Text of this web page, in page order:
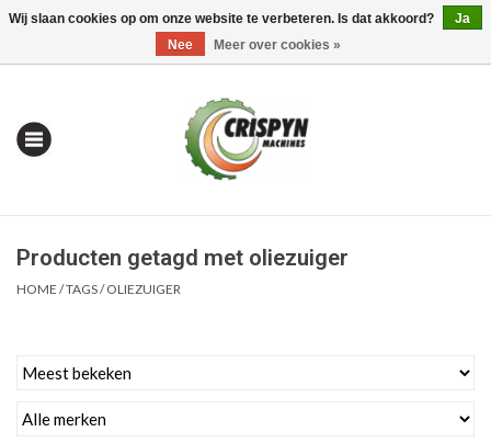
0 Artikelen - €0,00 Mijn account / Registreren
| Alles om te Meten |
Producten getagd met oliezuiger
HOME /TAGS/OLIEZUIGER
Wij slaan cookies op om onze website te verbeteren. Is dat akkoord?
Ja
Nee
Meer over cookies »